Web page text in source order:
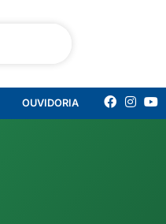
OUVIDORIA